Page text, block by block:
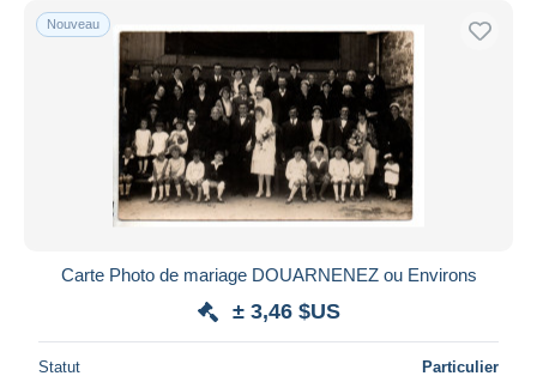
Nouveau
Carte Photo de mariage DOUARNENEZ ou Environs
± 3,46 $US
Statut Particulier